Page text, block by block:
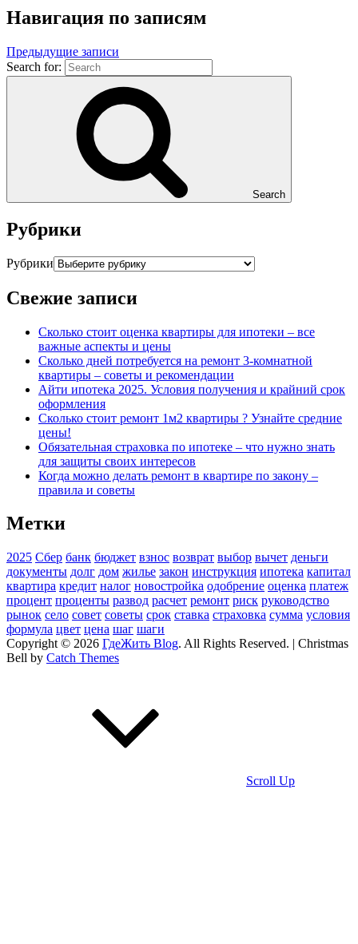
Навигация по записям
Предыдущие записи
Search for:
Search
Рубрики
Рубрики
Свежие записи
Сколько стоит оценка квартиры для ипотеки – все
важные аспекты и цены
Сколько дней потребуется на ремонт 3-комнатной
квартиры – советы и рекомендации
Айти ипотека 2025. Условия получения и крайний срок
оформления
Сколько стоит ремонт 1м2 квартиры ? Узнайте средние
цены!
Обязательная страховка по ипотеке – что нужно знать
для защиты своих интересов
Когда можно делать ремонт в квартире по закону –
правила и советы
Метки
2025 Сбер банк бюджет взнос возврат выбор вычет деньги
документы долг дом жилье закон инструкция ипотека капитал
квартира кредит налог новостройка одобрение оценка платеж
процент проценты развод расчет ремонт риск руководство
рынок село совет советы срок ставка страховка сумма условия
формула цвет цена шаг шаги
Copyright © 2026 ГдеЖить Blog. All Rights Reserved. | Christmas
Bell by Catch Themes
Scroll Up